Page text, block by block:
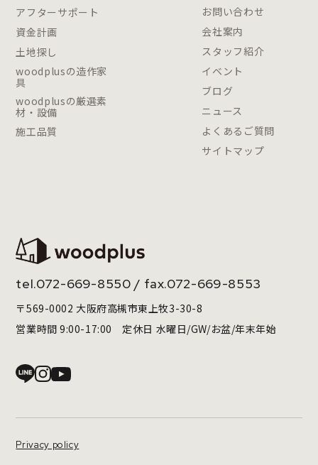
アフターサポート
資金計画
土地探し
woodplusの造作家
具
woodplusの厳選素
材・設備
施工品質
お問い合わせ
会社案内
スタッフ紹介
イベント
ブログ
ニュース
よくあるご質問
サイトマップ
tel.072-669-8550 / fax.072-669-8553
〒569-0002 大阪府高槻市東上牧3-30-8
営業時間 9:00-17:00 定休日 水曜日/GW/お盆/年末年始
Privacy policy